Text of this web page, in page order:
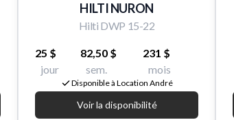
HILTI NURON
Hilti DWP 15-22
25 $
jour
82,50 $
sem.
231 $
mois
Disponible à Location André
Voir la disponibilité